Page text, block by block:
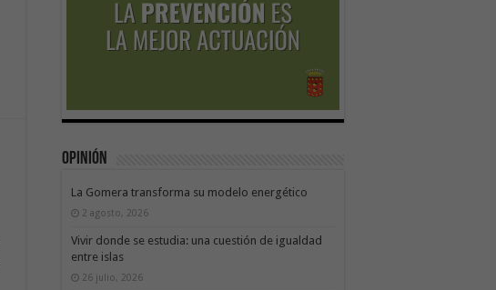
Opinión
La Gomera transforma su modelo energético
2 agosto, 2026
Vivir donde se estudia: una cuestión de igualdad
entre islas
26 julio, 2026